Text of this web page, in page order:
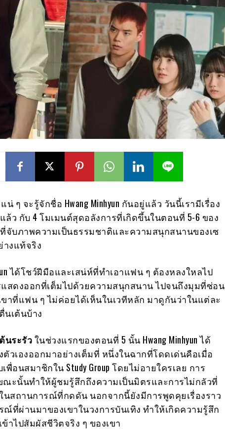
น่ ๆ จะรู้จักชื่อ Hwang Minhyun กันอยู่แล้ว วันนี้เรามีเรื่อง
ว กับ 4 โมเมนต์สุดอลังการที่เกิดขึ้นในตอนที่ 5-6 ของ
รที่จับภาพความเป็นธรรมชาติและความสนุกสนานของเซ
างแท้จริง
ได้โชว์ฝีมือและเสน่ห์ที่ทำเอาแฟน ๆ ต้องหลงใหลไป
สดงออกที่เต็มไปด้วยความสนุกสนาน ไปจนถึงมุมที่ซ่อน
าที่แฟน ๆ ไม่ค่อยได้เห็นในเวทีหลัก มาดูกันว่าในแต่ละ
นเต้นบ้าง
นระรัวในช่วงแรกของตอนที่ 5 นั้น Hwang Minhyun ได้
วเองออกมาอย่างเต็มที่ หนึ่งในฉากที่โดดเด่นคือเมื่อ
อนสมาชิกใน Study Group โดยไม่อายใครเลย การ
ณะนั้นทำให้ผู้ชมรู้สึกถึงความเป็นมิตรและการไม่กลัวที่
นสถานการณ์ที่กดดัน นอกจากนี้ยังมีการพูดคุยเรื่องราว
ที่ผ่านมาของเขาในวงการบันเทิง ทำให้เกิดความรู้สึก
าไปสัมผัสชีวิตจริง ๆ ของเขา